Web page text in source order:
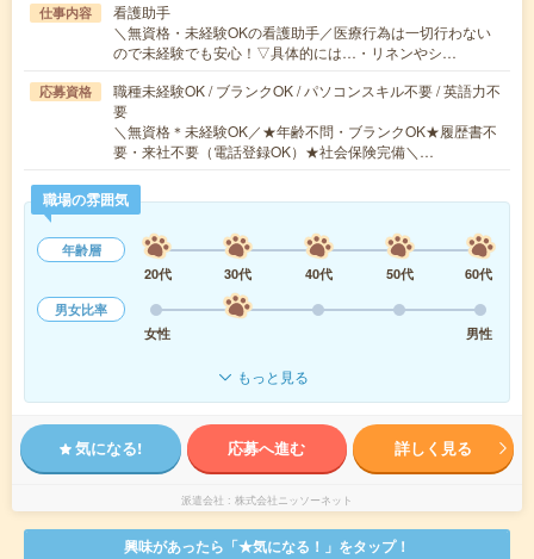
仕事内容
看護助手
＼無資格・未経験OKの看護助手／医療行為は一切行わない
ので未経験でも安心！▽具体的には…・リネンやシ…
応募資格
職種未経験OK / ブランクOK / パソコンスキル不要 / 英語力不
要
＼無資格＊未経験OK／★年齢不問・ブランクOK★履歴書不
要・来社不要（電話登録OK）★社会保険完備＼…
職場の雰囲気
年齢層
20代
30代 40代 50代
60代
男女比率
女性
男性
もっと見る
気になる! 応募へ進む 詳しく見る
派遣会社 株式会社ニッソーネット
興味があったら「★気になる！」をタップ！